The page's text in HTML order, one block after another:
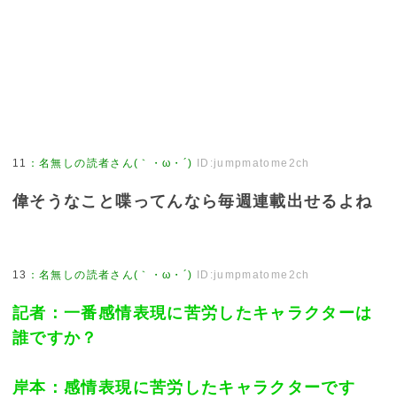
11 ：名無しの読者さん(｀・ω・´) ID:jumpmatome2ch
偉そうなこと喋ってんなら毎週連載出せるよね
13 ：名無しの読者さん(｀・ω・´) ID:jumpmatome2ch
記者：一番感情表現に苦労したキャラクターは
誰ですか？
岸本：感情表現に苦労したキャラクターです